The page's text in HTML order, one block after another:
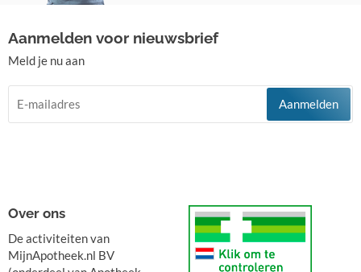
Aanmelden voor nieuwsbrief
Meld je nu aan
Aanmelden
Over ons
De activiteiten van
MijnApotheek.nl BV